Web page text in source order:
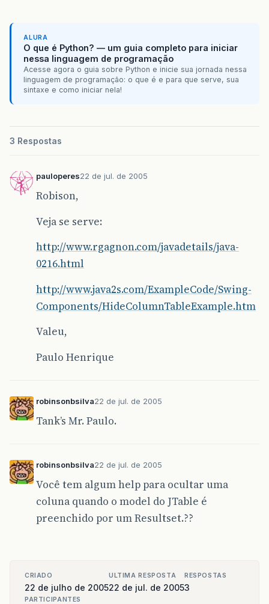
ALURA
O que é Python? — um guia completo para iniciar
nessa linguagem de programação
Acesse agora o guia sobre Python e inicie sua jornada nessa
linguagem de programação: o que é e para que serve, sua
sintaxe e como iniciar nela!
3 Respostas
pauloperes22 de jul. de 2005
Robison,
Veja se serve:
http://www.rgagnon.com/javadetails/java-
0216.html
http://www.java2s.com/ExampleCode/Swing-
Components/HideColumnTableExample.htm
Valeu,
Paulo Henrique
robinsonbsilva22 de jul. de 2005
Tank’s Mr. Paulo.
robinsonbsilva22 de jul. de 2005
Você tem algum help para ocultar uma
coluna quando o model do JTable é
preenchido por um Resultset.??
CRIADO
22 de julho de 2005
ULTIMA RESPOSTA
22 de jul. de 2005
RESPOSTAS
3
PARTICIPANTES